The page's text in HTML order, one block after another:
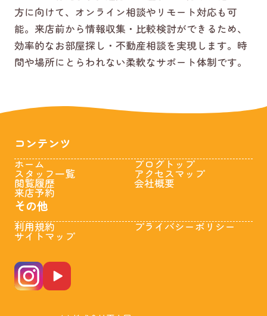
方に向けて、オンライン相談やリモート対応も可
能。来店前から情報収集・比較検討ができるため、
効率的なお部屋探し・不動産相談を実現します。時
間や場所にとらわれない柔軟なサポート体制です。
コンテンツ
ホーム
スタッフ一覧
閲覧履歴
来店予約
ブログトップ
アクセスマップ
会社概要
その他
利用規約
サイトマップ
プライバシーポリシー